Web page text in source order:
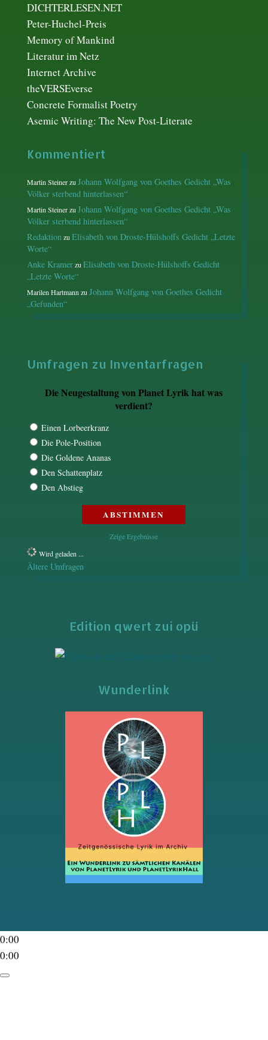
DICHTERLESEN.NET
Peter-Huchel-Preis
Memory of Mankind
Literatur im Netz
Internet Archive
theVERSEverse
Concrete Formalist Poetry
Asemic Writing: The New Post-Literate
Kommentiert
Martin SteinerzuJohann Wolfgang von Goethes Gedicht „Was
Völker sterbend hinterlassen“
Martin SteinerzuJohann Wolfgang von Goethes Gedicht „Was
Völker sterbend hinterlassen“
RedaktionzuElisabeth von Droste-Hülshoffs Gedicht „Letzte
Worte“
Anke KramerzuElisabeth von Droste-Hülshoffs Gedicht
„Letzte Worte“
Marilen HartmannzuJohann Wolfgang von Goethes Gedicht
„Gefunden“
Umfragen zu Inventarfragen
Die Neugestaltung von Planet Lyrik hat was
verdient?
Einen Lorbeerkranz
Die Pole-Position
Die Goldene Ananas
Den Schattenplatz
Den Abstieg
Zeige Ergebnisse
Wird geladen ...
Ältere Umfragen
Edition qwert zui opü
Wunderlink
0:00
0:00